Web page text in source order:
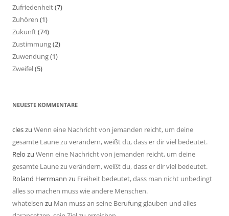
Zufriedenheit(7)
Zuhören (1)
Zukunft(74)
Zustimmung(2)
Zuwendung(1)
Zweifel(5)
NEUESTE KOMMENTARE
cleszu Wenn eine Nachricht von jemanden reicht, um deine
gesamte Laune zu verändern, weißt du, dass er dir viel bedeutet.
Relo zu Wenn eine Nachricht von jemanden reicht, um deine
gesamte Laune zu verändern, weißt du, dass er dir viel bedeutet.
Roland Herrmann zu Freiheit bedeutet, dass man nicht unbedingt
alles so machen muss wie andere Menschen.
whatelsen zu Man muss an seine Berufung glauben und alles